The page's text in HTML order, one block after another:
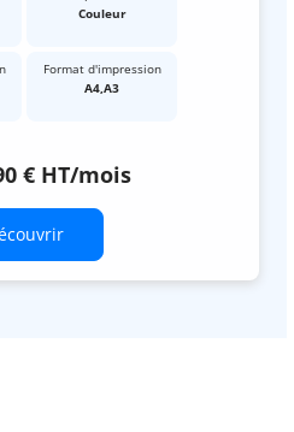
Couleur
Format d'impression
A4,A3
€ HT/mois